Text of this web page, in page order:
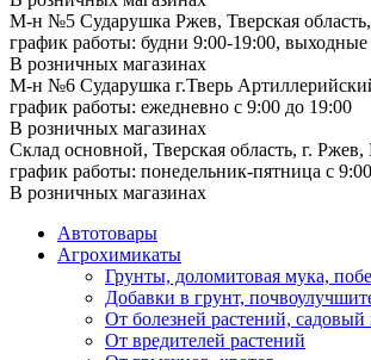
М-н №5 Сударушка Ржев, Тверская
график работы: будни 9:00-19:00, выходные
В розничных магазинах
М-н №6 Сударушка г.Тверь Артиллерийский
график работы: ежедневно с 9:00 до 19:00
В розничных магазинах
Склад основной, Тверская область, г.
график работы: понедельник-пятница с
В розничных магазинах
Автотовары
Агрохимикаты
Грунты, доломитовая мука,
Добавки в грунт,
От болезней растений, садовый
От вредителей растений